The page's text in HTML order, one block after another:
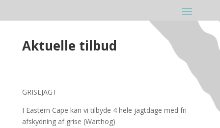
Aktuelle tilbud
GRISEJAGT
I Eastern Cape kan vi tilbyde 4 hele jagtdage med fri
afskydning af grise (Warthog)